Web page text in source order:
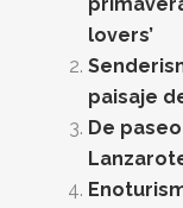
lovers’
paisaje
De